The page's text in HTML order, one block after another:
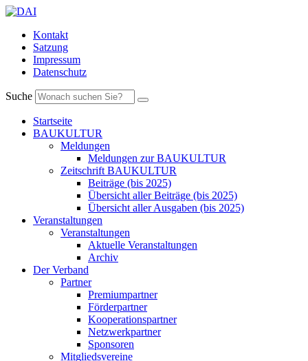
Kontakt
Satzung
Impressum
Datenschutz
Suche
Startseite
BAUKULTUR
Meldungen
Meldungen zur BAUKULTUR
Zeitschrift BAUKULTUR
Beiträge (bis 2025)
Übersicht aller Beiträge (bis 2025)
Übersicht aller Ausgaben (bis 2025)
Veranstaltungen
Veranstaltungen
Aktuelle Veranstaltungen
Archiv
Der Verband
Partner
Premiumpartner
Förderpartner
Kooperationspartner
Netzwerkpartner
Sponsoren
Mitgliedsvereine